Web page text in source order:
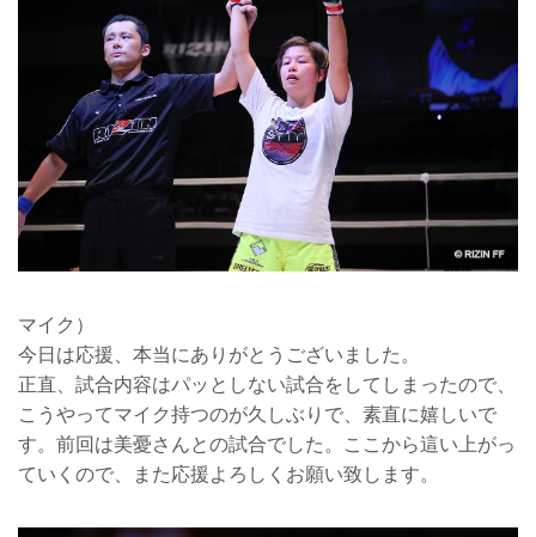
マイク）
今日は応援、本当にありがとうございました。
正直、試合内容はパッとしない試合をしてしまったので、
こうやってマイク持つのが久しぶりで、素直に嬉しいで
す。前回は美憂さんとの試合でした。ここから這い上がっ
ていくので、また応援よろしくお願い致します。